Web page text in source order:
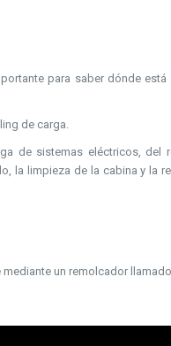
para saber dónde está
de carga.
de sistemas eléctricos, del
la limpieza de la cabina y la
mediante un remolcador